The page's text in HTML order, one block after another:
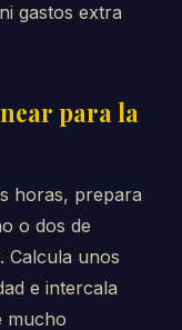
gastos extra
para la
horas, prepara
o dos de
Calcula unos
e intercala
mucho